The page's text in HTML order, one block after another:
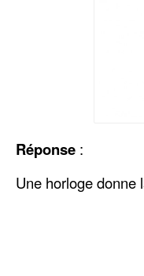
Réponse :
Une horloge